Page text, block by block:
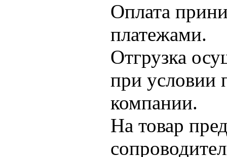
Оплата
платежами.
Отгрузка
при условии
компании.
На товар